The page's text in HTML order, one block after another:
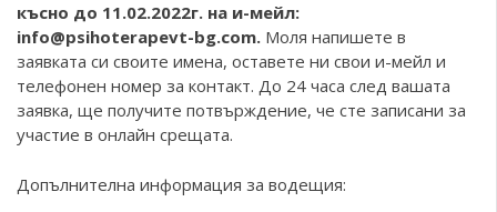
късно до 11.02.2022г. на и-мейл:
info@psihoterapevt-bg.com. Моля напишете в
заявката си своите имена, оставете ни свои и-мейл и
телефонен номер за контакт. До 24 часа след вашата
заявка, ще получите потвърждение, че сте записани за
участие в онлайн срещата.
Допълнителна информация за водещия: